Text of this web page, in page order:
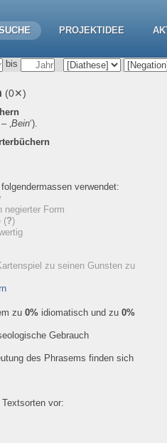
PROJEKTIDEE
bis
(0✕)
‚Bein‘).
verwendet:
negierter Form
(?)
zu seinen Gunsten zu
zu 0% idiomatisch und zu 0%
Gebrauch
des Phrasems finden sich
vor: